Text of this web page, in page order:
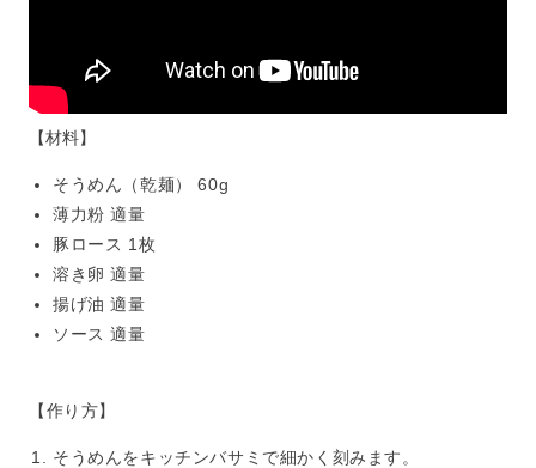
【材料】
そうめん（乾麺） 60g
薄力粉 適量
豚ロース 1枚
溶き卵 適量
揚げ油 適量
ソース 適量
【作り方】
そうめんをキッチンバサミで細かく刻みます。